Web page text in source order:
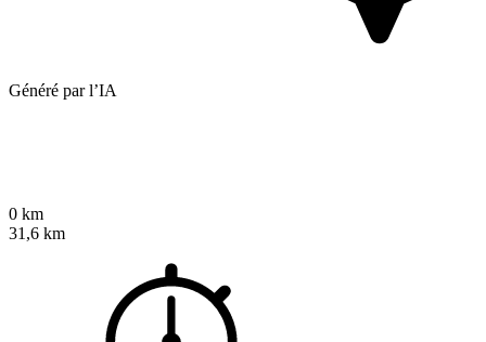
Généré par l’IA
0 km
31,6 km